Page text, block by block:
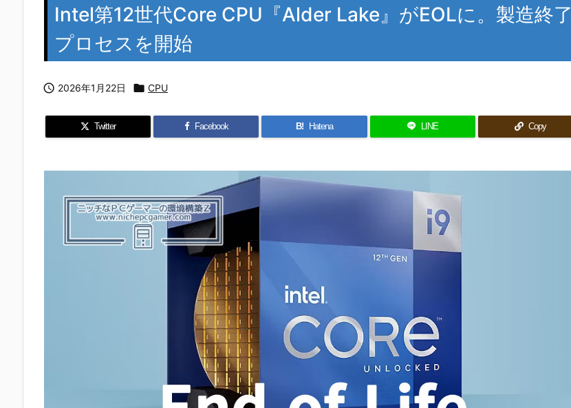
Intel第12世代Core CPU『Alder Lake』がEOLに。製造終了
プロセスを開始
 2026年1月22日  CPU
Twitter Facebook B! Hatena LINE Copy